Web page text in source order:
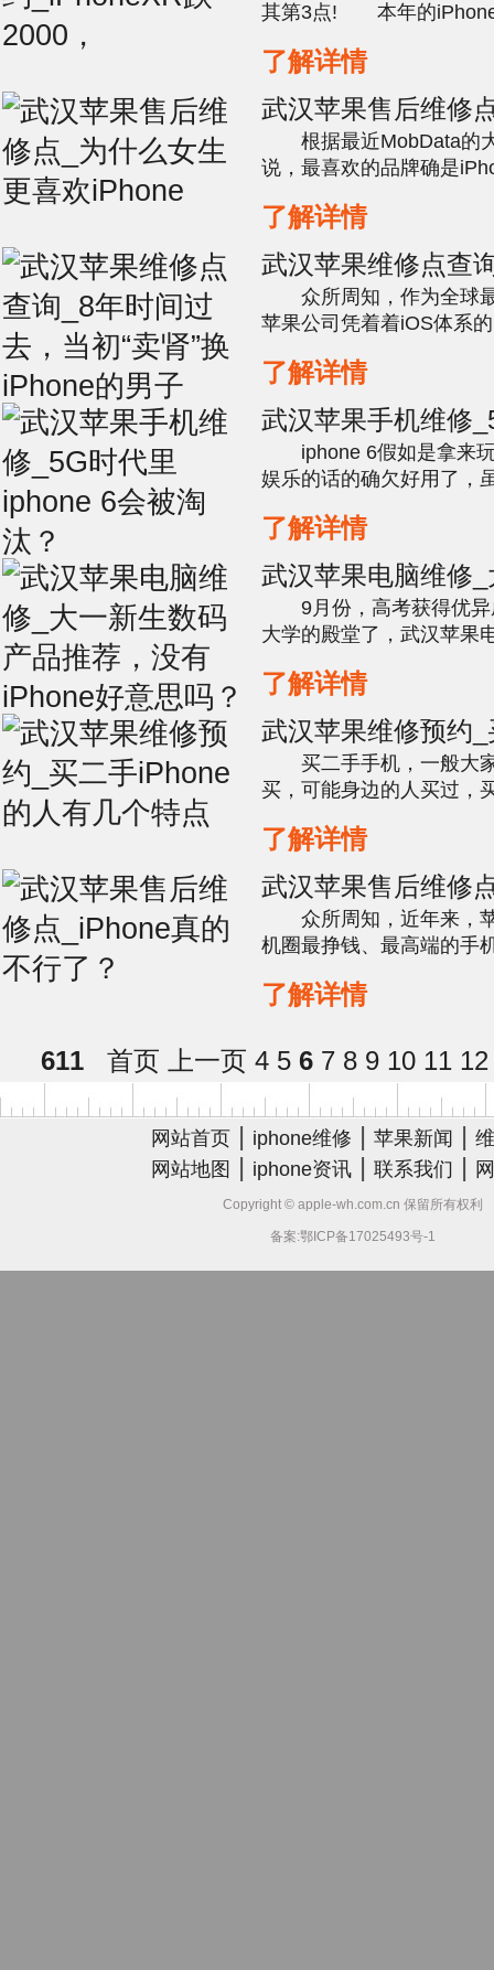
其第3点! 本年的iPhone
苹果维修预约第1个是跟
了解详情
武汉苹果售后维修
欢iPhone
根据最近MobData的
说，最喜欢的品牌确是
其次是iPhone。亓纪想根
了解详情
武汉苹果维修点查
当初“卖肾”换
众所周知，作为全球
苹果公司凭着着iOS体系
即使iPhone新品的价格贵
了解详情
武汉苹果手机维修
会被淘汰？
iphone 6假如是拿来玩
娱乐的话的确欠好用了，
武汉苹果手机维修，最要
了解详情
武汉苹果电脑维修
推荐，没有iPhone
9月份，高考获得优异
大学的殿堂了，武汉苹果
XS Max , iPhone XS不买
了解详情
武汉苹果维修预约
人有几个特点
买二手手机，一般大
买，可能身边的人买过，
道，交易最火的手机就是
了解详情
武汉苹果售后维修
了？
众所周知，近年来，
机圈最挣钱、最高端的手
手机职业内的标杆，无论
了解详情
611 首页 上一页 4 5 6 7 8 9 10 11 12
网站首页 | iphone维修 | 苹果新闻 |
网站地图
| iphone资讯 | 联系我们 |
Copyright © apple-wh.com.cn 保留所有权利
备案:鄂ICP备17025493号-1